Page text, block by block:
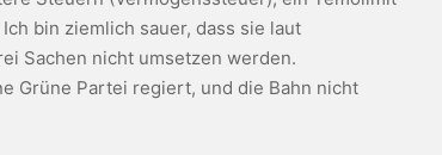
bin ziemlich sauer, dass sie laut
Sachen nicht umsetzen werden.
Grüne Partei regiert, und die Bahn nicht